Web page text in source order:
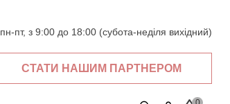
пн-пт, з 9:00 до 18:00 (субота-неділя вихідний)
СТАТИ НАШИМ ПАРТНЕРОМ